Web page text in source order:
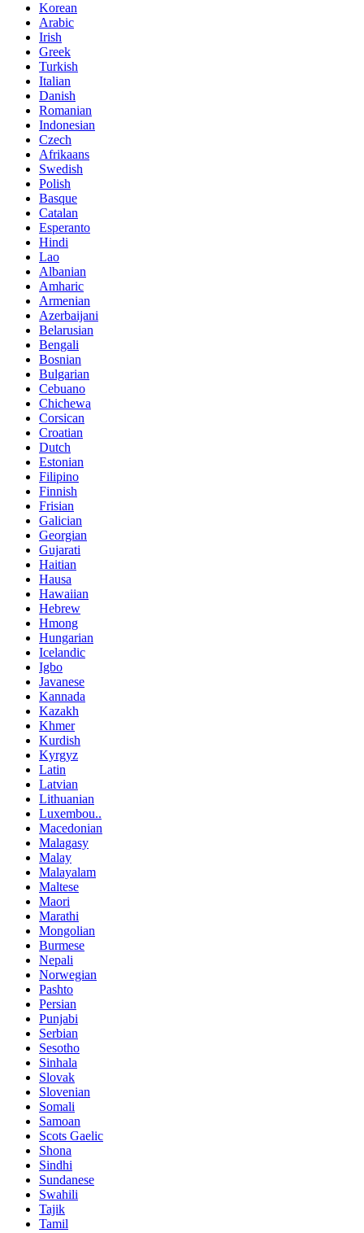
Korean
Arabic
Irish
Greek
Turkish
Italian
Danish
Romanian
Indonesian
Czech
Afrikaans
Swedish
Polish
Basque
Catalan
Esperanto
Hindi
Lao
Albanian
Amharic
Armenian
Azerbaijani
Belarusian
Bengali
Bosnian
Bulgarian
Cebuano
Chichewa
Corsican
Croatian
Dutch
Estonian
Filipino
Finnish
Frisian
Galician
Georgian
Gujarati
Haitian
Hausa
Hawaiian
Hebrew
Hmong
Hungarian
Icelandic
Igbo
Javanese
Kannada
Kazakh
Khmer
Kurdish
Kyrgyz
Latin
Latvian
Lithuanian
Luxembou..
Macedonian
Malagasy
Malay
Malayalam
Maltese
Maori
Marathi
Mongolian
Burmese
Nepali
Norwegian
Pashto
Persian
Punjabi
Serbian
Sesotho
Sinhala
Slovak
Slovenian
Somali
Samoan
Scots Gaelic
Shona
Sindhi
Sundanese
Swahili
Tajik
Tamil